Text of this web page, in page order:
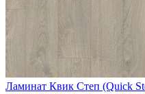
Ламинат Квик Степ (Quick